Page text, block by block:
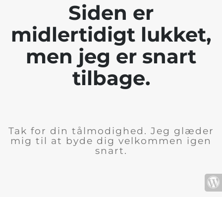
Siden er
midlertidigt lukket,
men jeg er snart
tilbage.
Tak for din tålmodighed. Jeg glæder
mig til at byde dig velkommen igen
snart.